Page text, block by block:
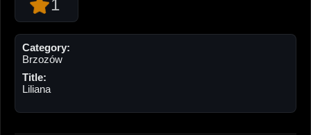
1
Category:
Brzozów
Title:
Liliana